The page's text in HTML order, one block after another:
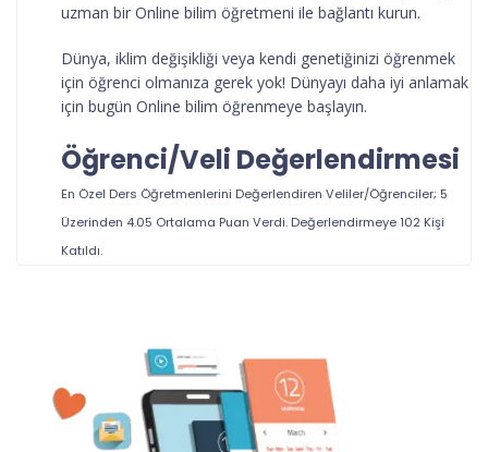
uzman bir Online bilim öğretmeni ile bağlantı kurun.
Dünya, iklim değişikliği veya kendi genetiğinizi öğrenmek
için öğrenci olmanıza gerek yok! Dünyayı daha iyi anlamak
için bugün Online bilim öğrenmeye başlayın.
Öğrenci/Veli Değerlendirmesi
En Özel Ders Öğretmenlerini Değerlendiren Veliler/Öğrenciler; 5
Üzerinden 4.05 Ortalama Puan Verdi. Değerlendirmeye102 Kişi
Katıldı.